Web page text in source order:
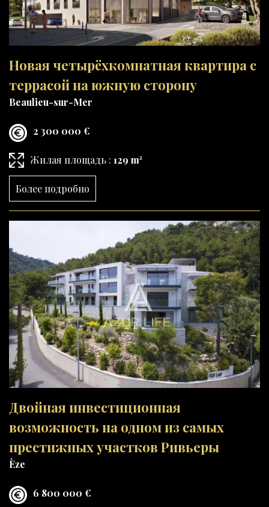
Новая четырёхкомнатная квартира с
террасой на южную сторону
Beaulieu-sur-Mer
2 300 000 €
Жилая площадь : 129 m²
Более подробно
Двойная инвестиционная
возможность на одном из самых
престижных участков Ривьеры
Èze
6 800 000 €